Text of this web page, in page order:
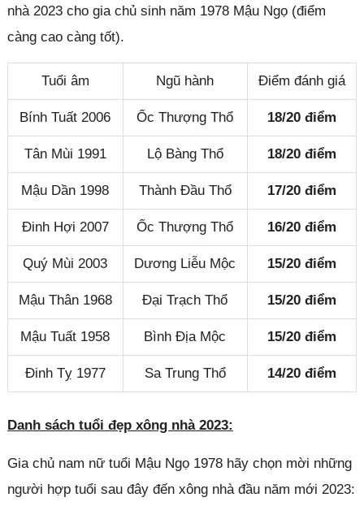
nhà 2023 cho gia chủ sinh năm 1978 Mậu Ngọ (điểm
càng cao càng tốt).
Tuổi âm Ngũ hành Điểm đánh giá
Bính Tuất 2006 Ốc Thượng Thổ 18/20 điểm
Tân Mùi 1991 Lộ Bàng Thổ 18/20 điểm
Mậu Dần 1998 Thành Đầu Thổ 17/20 điểm
Đinh Hợi 2007 Ốc Thượng Thổ 16/20 điểm
Quý Mùi 2003 Dương Liễu Mộc 15/20 điểm
Mậu Thân 1968 Đại Trạch Thổ 15/20 điểm
Mậu Tuất 1958 Bình Địa Mộc 15/20 điểm
Đinh Tỵ 1977 Sa Trung Thổ 14/20 điểm
Danh sách tuổi đẹp xông nhà 2023:
Gia chủ nam nữ tuổi Mậu Ngọ 1978 hãy chọn mời những
người hợp tuổi sau đây đến xông nhà đầu năm mới 2023: